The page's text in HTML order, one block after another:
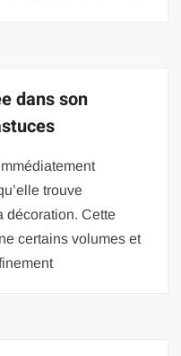
dans son
trouve
décoration. Cette
certains volumes et